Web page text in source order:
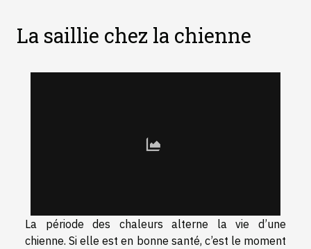
La saillie chez la chienne
La période des chaleurs alterne la vie d’une
chienne. Si elle est en bonne santé, c’est le moment